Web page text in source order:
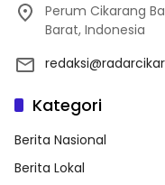
Perum Cikarang
Barat, Indonesia
Kategori
Berita Nasional
Berita Lokal